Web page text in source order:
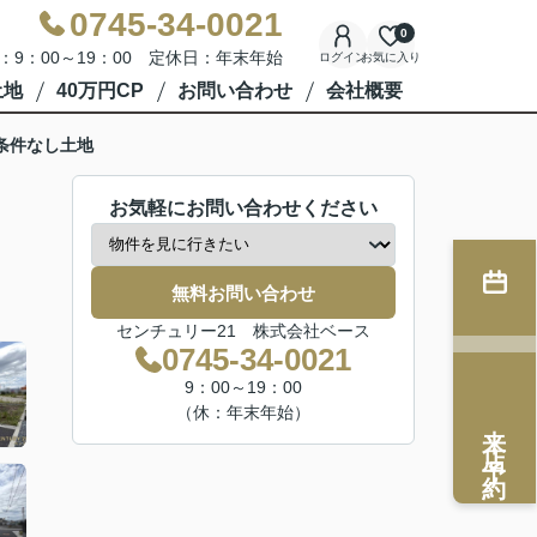
0745-34-0021
9：00～19：00 定休日：年末年始 ログインお気に入り
0
40万円CP お問い合わせ 会社概要
件なし土地
お気軽にお問い合わせください
無料お問い合わせ
センチュリー21 株式会社ベース
0745-34-0021
9：00～19：00
（休：年末年始）
来店予約